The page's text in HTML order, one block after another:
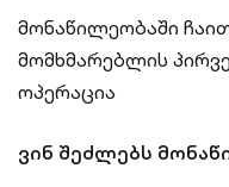
მონაწილეობაში
მომხმარებლის
ოპერაცია
ვინ შეძლებს